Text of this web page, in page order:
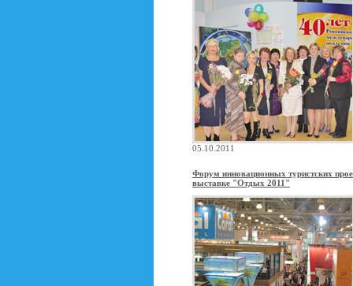
05.10.2011
Форум инновационных туристских
выставке "Отдых 2011"